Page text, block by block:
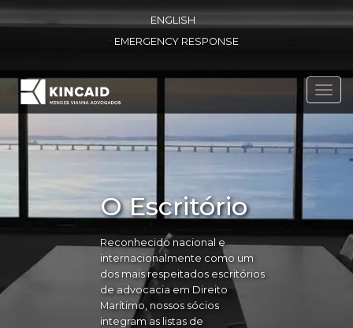
ENGLISH
EMERGENCY RESPONSE
O Escritório
Reconhecido nacional e
internacionalmente como um
dos mais respeitados escritórios
de advocacia em Direito
Marítimo, nossos sócios
integram as listas de